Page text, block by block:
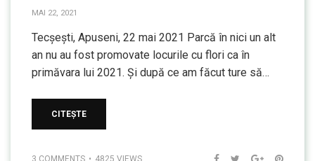
MAI 22, 2021
Tecșești, Apuseni, 22 mai 2021 Parcă în nici un alt
an nu au fost promovate locurile cu flori ca în
primăvara lui 2021. Și după ce am făcut ture să…
CITEȘTE
3 COMMENTS 4825 VIEWS